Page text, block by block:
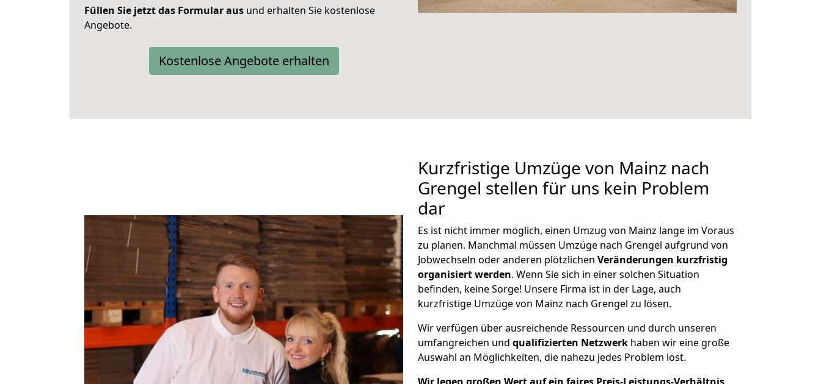
Füllen Sie jetzt das Formular aus und erhalten Sie kostenlose
Angebote.
Kostenlose Angebote erhalten
Kurzfristige Umzüge von Mainz nach
Grengel stellen für uns kein Problem
dar
Es ist nicht immer möglich, einen Umzug von Mainz lange im Voraus
zu planen. Manchmal müssen Umzüge nach Grengel aufgrund von
Jobwechseln oder anderen plötzlichen Veränderungen kurzfristig
organisiert werden. Wenn Sie sich in einer solchen Situation
befinden, keine Sorge! Unsere Firma ist in der Lage, auch
kurzfristige Umzüge von Mainz nach Grengel zu lösen.
Wir verfügen über ausreichende Ressourcen und durch unseren
umfangreichen und qualifizierten Netzwerk haben wir eine große
Auswahl an Möglichkeiten, die nahezu jedes Problem löst.